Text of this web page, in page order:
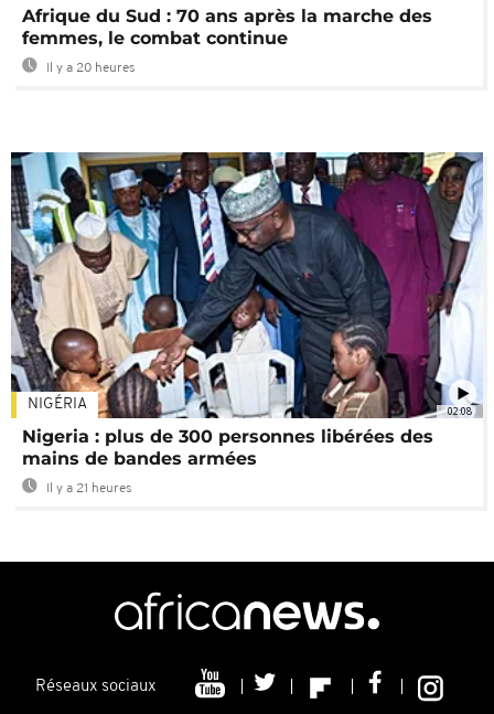
Afrique du Sud : 70 ans après la marche des
femmes, le combat continue
Il y a 20 heures
02:08
NIGÉRIA
Nigeria : plus de 300 personnes libérées des
mains de bandes armées
Il y a 21 heures
Réseaux sociaux